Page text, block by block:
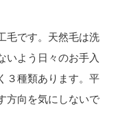
毛です。天然毛は洗
いよう日々のお手入
３種類あります。平
方向を気にしないで